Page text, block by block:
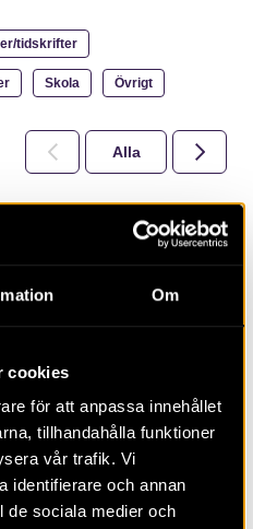
Om
cookies
för att anpassa innehållet
tillhandahålla funktioner
vår trafik. Vi
identifierare och annan
de sociala medier och
tidskrifter
Skola Övrigt
Alla 2026